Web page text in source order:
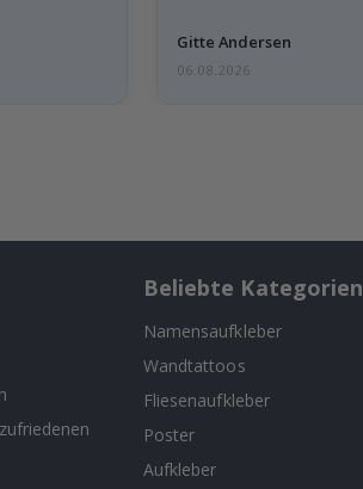
Gitte Andersen
06.08.2026
Beliebte Kategorien
Namensaufkleber
Wandtattoos
Fliesenaufkleber
Poster
Aufkleber